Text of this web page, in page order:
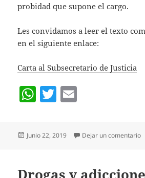
probidad que supone el cargo.
Les convidamos a leer el texto
en el siguiente enlace:
Carta al Subsecretario de Justicia
W
s
T
er l
Publicado
Junio 22, 2019 Dejar un comentario
Drogas y